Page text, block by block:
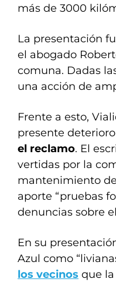
más de 3000
La presentación
el abogado
comuna. Dadas
una acción de
Frente a esto,
presente
el reclamo. El
vertidas por la
mantenimiento
aporte “pruebas
denuncias sobre
En su
Azul como
los vecinos que